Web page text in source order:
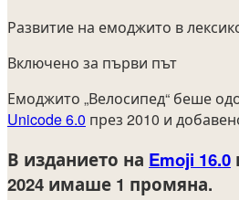
Развитие на емоджито в
Включено за първи път
Емоджито „Велосипед“ беше
Unicode 6.0 през 2010 и
В изданието на Emoji 16.0
2024 имаше 1 промяна.